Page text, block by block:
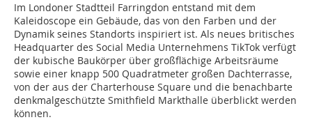
Im Londoner Stadtteil Farringdon entstand mit dem
Kaleidoscope ein Gebäude, das von den Farben und der
Dynamik seines Standorts inspiriert ist. Als neues britisches
Headquarter des Social Media Unternehmens TikTok verfügt
der kubische Baukörper über großflächige Arbeitsräume
sowie einer knapp 500 Quadratmeter großen Dachterrasse,
von der aus der Charterhouse Square und die benachbarte
denkmalgeschützte Smithfield Markthalle überblickt werden
können.